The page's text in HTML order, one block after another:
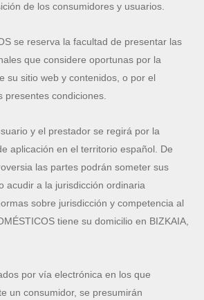
de los consumidores y usuarios.
se reserva la facultad de presentar las
que considere oportunas por la
su sitio web y contenidos, o por el
presentes condiciones.
y el prestador se regirá por la
aplicación en el territorio español. De
las partes podrán someter sus
acudir a la jurisdicción ordinaria
sobre jurisdicción y competencia al
tiene su domicilio en BIZKAIA,
por vía electrónica en los que
un consumidor, se presumirán